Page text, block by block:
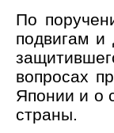
По
подвигам
вопросах
Японии и о
страны.